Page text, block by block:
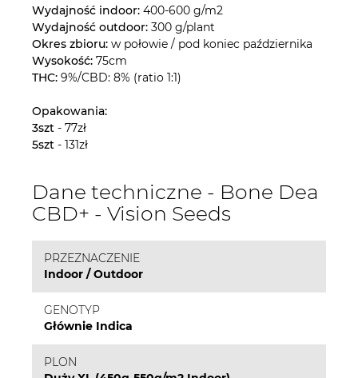
Wydajność indoor: 400-600 g/m2
Wydajność outdoor: 300 g/plant
Okres zbioru: w połowie / pod koniec października
Wysokość: 75cm
THC: 9%/CBD: 8% (ratio 1:1)
Opakowania:
3szt - 77zł
5szt - 131zł
Dane techniczne - Bone Dea
CBD+ - Vision Seeds
PRZEZNACZENIE
Indoor / Outdoor
GENOTYP
Głównie Indica
PLON